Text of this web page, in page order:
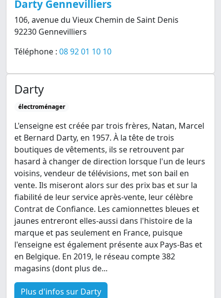
Darty Gennevilliers
106, avenue du Vieux Chemin de Saint Denis
92230 Gennevilliers
Téléphone : 08 92 01 10 10
Darty
électroménager
L'enseigne est créée par trois frères, Natan, Marcel
et Bernard Darty, en 1957. À la tête de trois
boutiques de vêtements, ils se retrouvent par
hasard à changer de direction lorsque l'un de leurs
voisins, vendeur de télévisions, met son bail en
vente. Ils miseront alors sur des prix bas et sur la
fiabilité de leur service après-vente, leur célèbre
Contrat de Confiance. Les camionnettes bleues et
jaunes entreront elles-aussi dans l'histoire de la
marque et pas seulement en France, puisque
l'enseigne est également présente aux Pays-Bas et
en Belgique. En 2019, le réseau compte 382
magasins (dont plus de...
Plus d'infos sur Darty